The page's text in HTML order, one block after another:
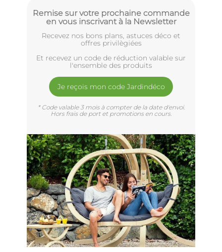
Remise sur votre prochaine commande
en vous inscrivant à la Newsletter
Recevez nos bons plans, astuces déco et
offres privilègiées
Et recevez un code de réduction valable sur
l'ensemble des produits
Je reçois mon code Jardindéco
* Code valable 3 mois à compter de la date d'envoi.
Hors frais de port et promotions en cours.